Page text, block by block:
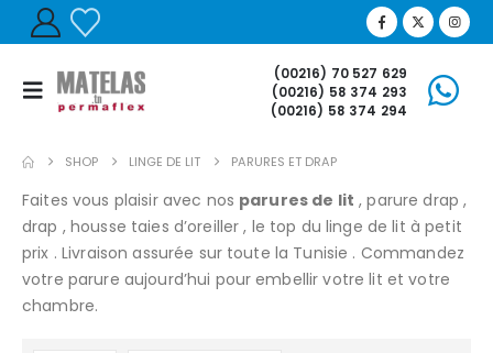
(00216) 70 527 629
(00216) 58 374 293
(00216) 58 374 294
SHOP LINGE DE LIT PARURES ET DRAP
Faites vous plaisir avec nos parures de lit , parure drap ,
drap , housse taies d’oreiller , le top du linge de lit à petit
prix . Livraison assurée sur toute la Tunisie . Commandez
votre parure aujourd’hui pour embellir votre lit et votre
chambre.